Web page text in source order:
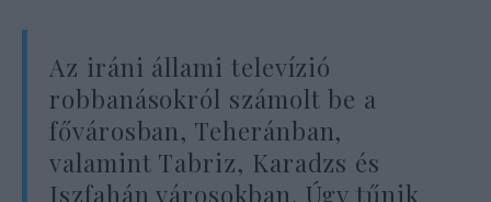
Az iráni állami televízió
robbanásokról számolt be a
fővárosban, Teheránban,
valamint Tabriz, Karadzs és
Iszfahán városokban. Úgy tűnik